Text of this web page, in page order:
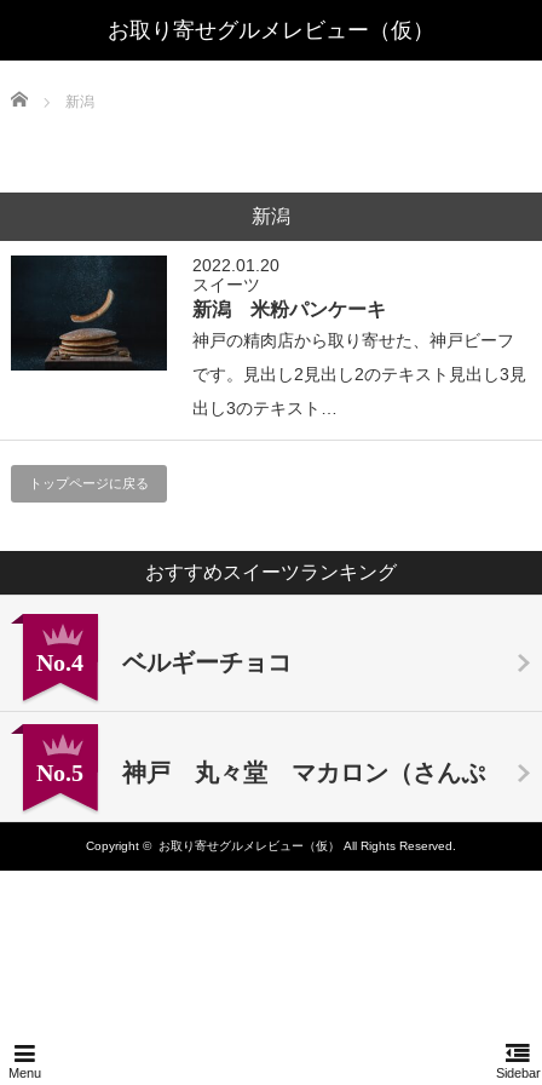
Menu Sidebar
Home 新潟
新潟
2022.01.20
スイーツ
新潟 米粉パンケーキ
神戸の精肉店から取り寄せた、神戸ビーフ
です。見出し2見出し2のテキスト見出し3見
出し3のテキスト…
トップページに戻る
おすすめスイーツランキング
No.4 ベルギーチョコ
No.5 神戸 丸々堂 マカロン（さんぷ
る）
Copyright © お取り寄せグルメレビュー（仮） All Rights Reserved.